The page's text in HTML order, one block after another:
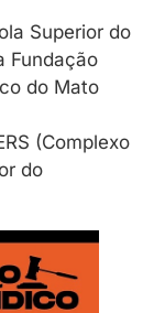
Superior do
Fundação
do Mato
(Complexo
do